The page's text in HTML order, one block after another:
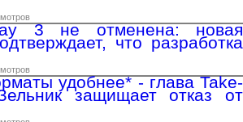
3 не отменена: новая
что разработка
удобнее* - глава Take-
защищает отказ от